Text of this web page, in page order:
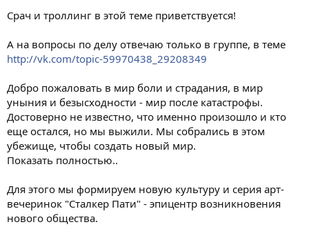
Срач и троллинг в этой теме приветствуется!
А на вопросы по делу отвечаю только в группе, в теме
http://vk.com/topic-59970438_29208349
Добро пожаловать в мир боли и страдания, в мир
уныния и безысходности - мир после катастрофы.
Достоверно не известно, что именно произошло и кто
еще остался, но мы выжили. Мы собрались в этом
убежище, чтобы создать новый мир.
Показать полностью..
Для этого мы формируем новую культуру и серия арт-
вечеринок "Сталкер Пати" - эпицентр возникновения
нового общества.